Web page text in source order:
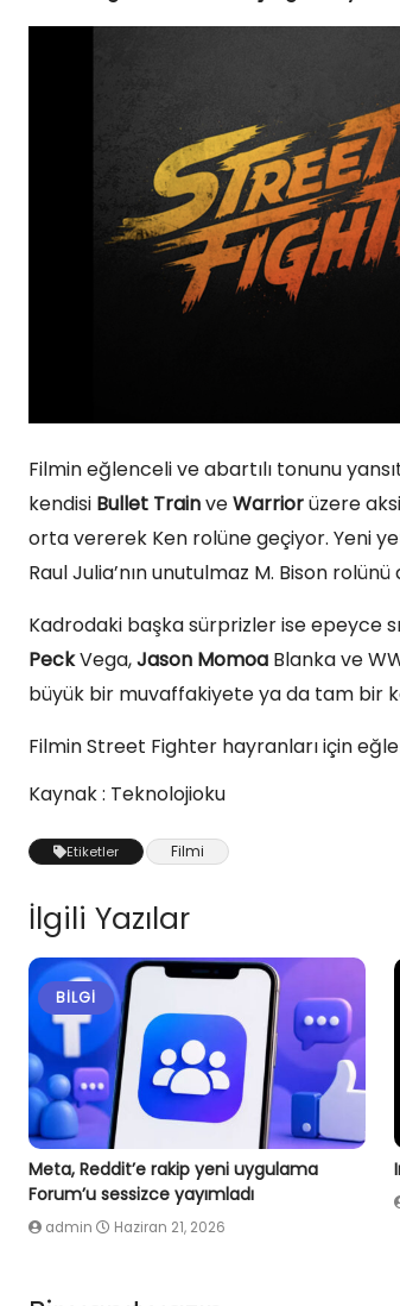
Filmin eğlenceli ve abartılı tonunu
kendisi Bullet TrainveWarriorüzere
orta vererek Ken rolüne geçiyor. Yeni
Raul Julia’nın unutulmaz M. Bison
Kadrodaki başka sürprizler ise epeyce
PeckVega,Jason Momoa Blanka ve
büyük bir muvaffakiyete ya da tam bir
Filmin Street Fighter hayranları için
Kaynak : Teknolojioku
Etiketler Filmi
İlgili Yazılar
BILGI
Meta, Reddit’e rakip yeni uygulama
Forum’u sessizce yayımladı
admin Haziran 21, 2026